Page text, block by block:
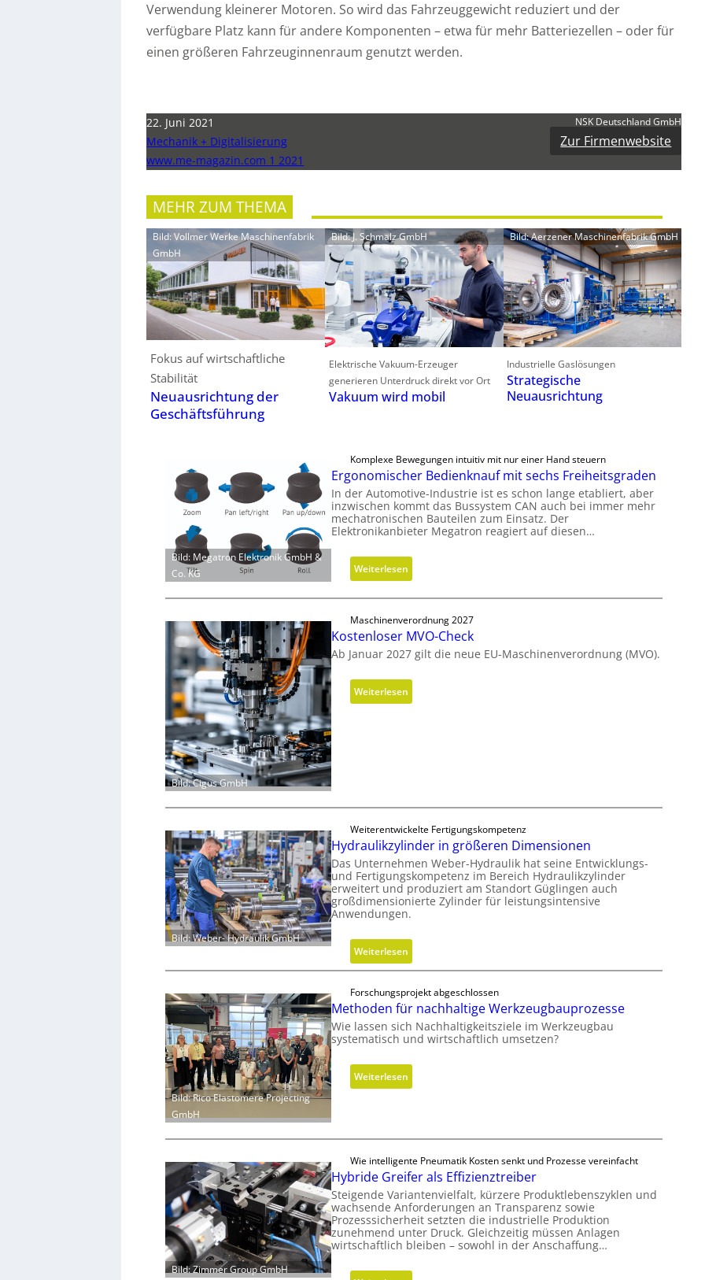
Verwendung kleinerer Motoren. So wird das Fahrzeuggewicht reduziert und der
verfügbare Platz kann für andere Komponenten – etwa für mehr Batteriezellen – oder für
einen größeren Fahrzeuginnenraum genutzt werden.
22. Juni 2021
Mechanik + Digitalisierung
www.me-magazin.com 1 2021
NSK Deutschland GmbH
Zur Firmenwebsite
MEHR ZUM THEMA
Bild: Vollmer Werke Maschinenfabrik
GmbH
Fokus auf wirtschaftliche
Stabilität
Neuausrichtung der
Geschäftsführung
Bild: J. Schmalz GmbH
Elektrische Vakuum-Erzeuger
generieren Unterdruck direkt vor Ort
Vakuum wird mobil
Bild: Aerzener Maschinenfabrik GmbH
Industrielle Gaslösungen
Strategische
Neuausrichtung
Bild: Megatron Elektronik GmbH &
Co. KG
Komplexe Bewegungen intuitiv mit nur einer Hand steuern
Ergonomischer Bedienknauf mit sechs Freiheitsgraden
In der Automotive-Industrie ist es schon lange etabliert, aber
inzwischen kommt das Bussystem CAN auch bei immer mehr
mechatronischen Bauteilen zum Einsatz. Der
Elektronikanbieter Megatron reagiert auf diesen…
Weiterlesen:
E
r
g
o
n
m
d
i
e
n
k
n
u
f
i
t
s
e
c
h
i
h
e
i
t
s
Bild: Cigus GmbH
Maschinenverordnung 2027
Kostenloser MVO-Check
Ab Januar 2027 gilt die neue EU-Maschinenverordnung (MVO).
Weiterlesen:
K
l
o
r
M
V
O
-
C
h
e
c
k
Bild: Weber- Hydraulik GmbH
Weiterentwickelte Fertigungskompetenz
Hydraulikzylinder in größeren Dimensionen
Das Unternehmen Weber-Hydraulik hat seine Entwicklungs-
und Fertigungskompetenz im Bereich Hydraulikzylinder
erweitert und produziert am Standort Güglingen auch
großdimensionierte Zylinder für leistungsintensive
Anwendungen.
Weiterlesen:
H
d
r
a
l
i
i
n
d
e
r
i
Bild: Rico Elastomere Projecting
GmbH
Forschungsprojekt abgeschlossen
Methoden für nachhaltige Werkzeugbauprozesse
Wie lassen sich Nachhaltigkeitsziele im Werkzeugbau
systematisch und wirtschaftlich umsetzen?
Weiterlesen:
M
h
o
d
e
n
f
ü
n
Bild: Zimmer Group GmbH
Wie intelligente Pneumatik Kosten senkt und Prozesse vereinfacht
Hybride Greifer als Effizienztreiber
Steigende Variantenvielfalt, kürzere Produktlebenszyklen und
wachsende Anforderungen an Transparenz sowie
Prozesssicherheit setzten die industrielle Produktion
zunehmend unter Druck. Gleichzeitig müssen Anlagen
wirtschaftlich bleiben – sowohl in der Anschaffung…